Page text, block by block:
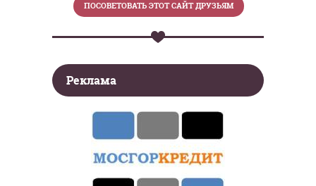
Реклама